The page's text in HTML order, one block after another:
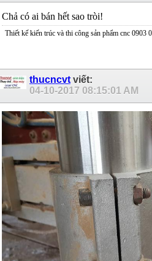
Chả có ai bán hết sao tròi!
Thiết kế kiến trúc và thi công sản phẩm cnc 0903
thucncvt viết:
04-10-2017 08:15:01 AM